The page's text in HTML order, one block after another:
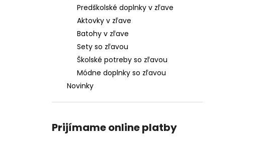
Predškolské doplnky v zľave
Aktovky v zľave
Batohy v zľave
Sety so zľavou
Školské potreby so zľavou
Módne doplnky so zľavou
Novinky
Prijímame online platby